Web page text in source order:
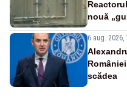
nouă
6 aug. 2026,
scădea